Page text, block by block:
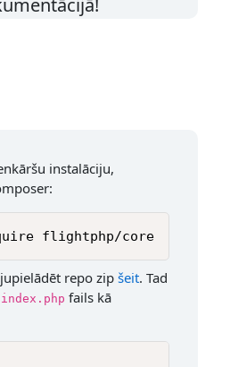
instalāciju,
flightphp/core
repo zipšeit. Tad
index.php fails kā